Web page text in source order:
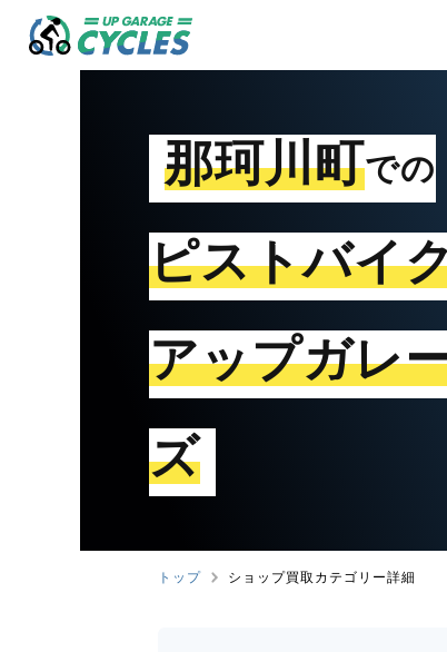
那珂川町での
ピストバイ
アップガレ
ズ
トップ ショップ買取カテゴリー詳細